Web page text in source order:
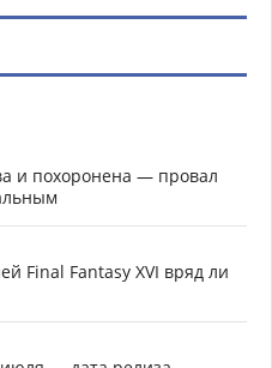
и похоронена — провал
Final Fantasy XVI вряд ли